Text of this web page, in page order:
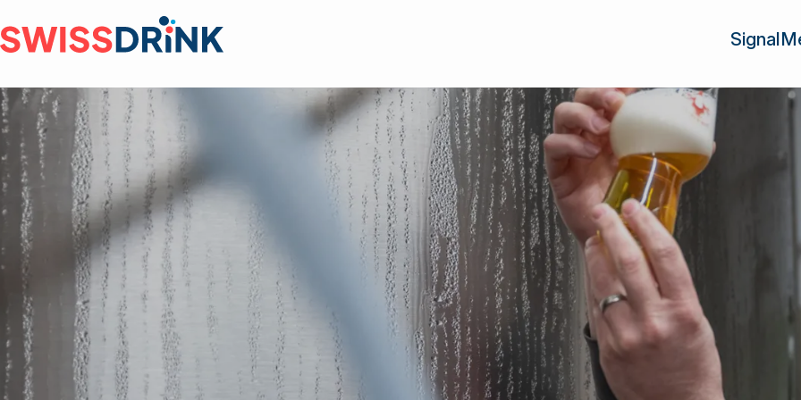
Übersicht
Grossisten
Hersteller
Gastronomie / Kettenbetriebe
Einkaufspool
SwissDrink als
Getränkebranche ist
Grossisten und Lieferanten
Vielzahl von Lösungen und